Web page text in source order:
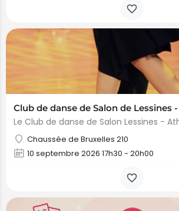
Club de danse de Salon de Lessines
Chaussée de Bruxelles 210
10 septembre 2026 17h30 - 20h00